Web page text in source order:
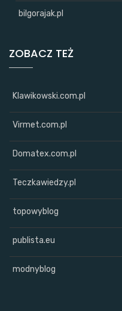
bilgorajak.pl
ZOBACZ TEŻ
Klawikowski.com.pl
Virmet.com.pl
Domatex.com.pl
Teczkawiedzy.pl
topowyblog
publista.eu
modnyblog